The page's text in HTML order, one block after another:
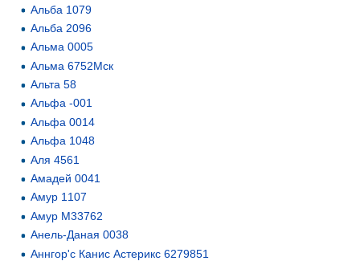
Альба 1079
Альба 2096
Альма 0005
Альма 6752Мск
Альта 58
Альфа -001
Альфа 0014
Альфа 1048
Аля 4561
Амадей 0041
Амур 1107
Амур М33762
Анель-Даная 0038
Аннгор'с Канис Астерикс 6279851